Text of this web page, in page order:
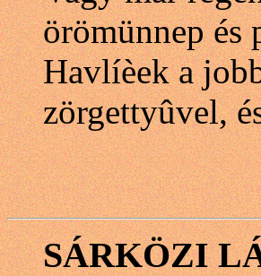
örömünnep és
Havlíèek a
zörgettyûvel,
SÁRKÖZI